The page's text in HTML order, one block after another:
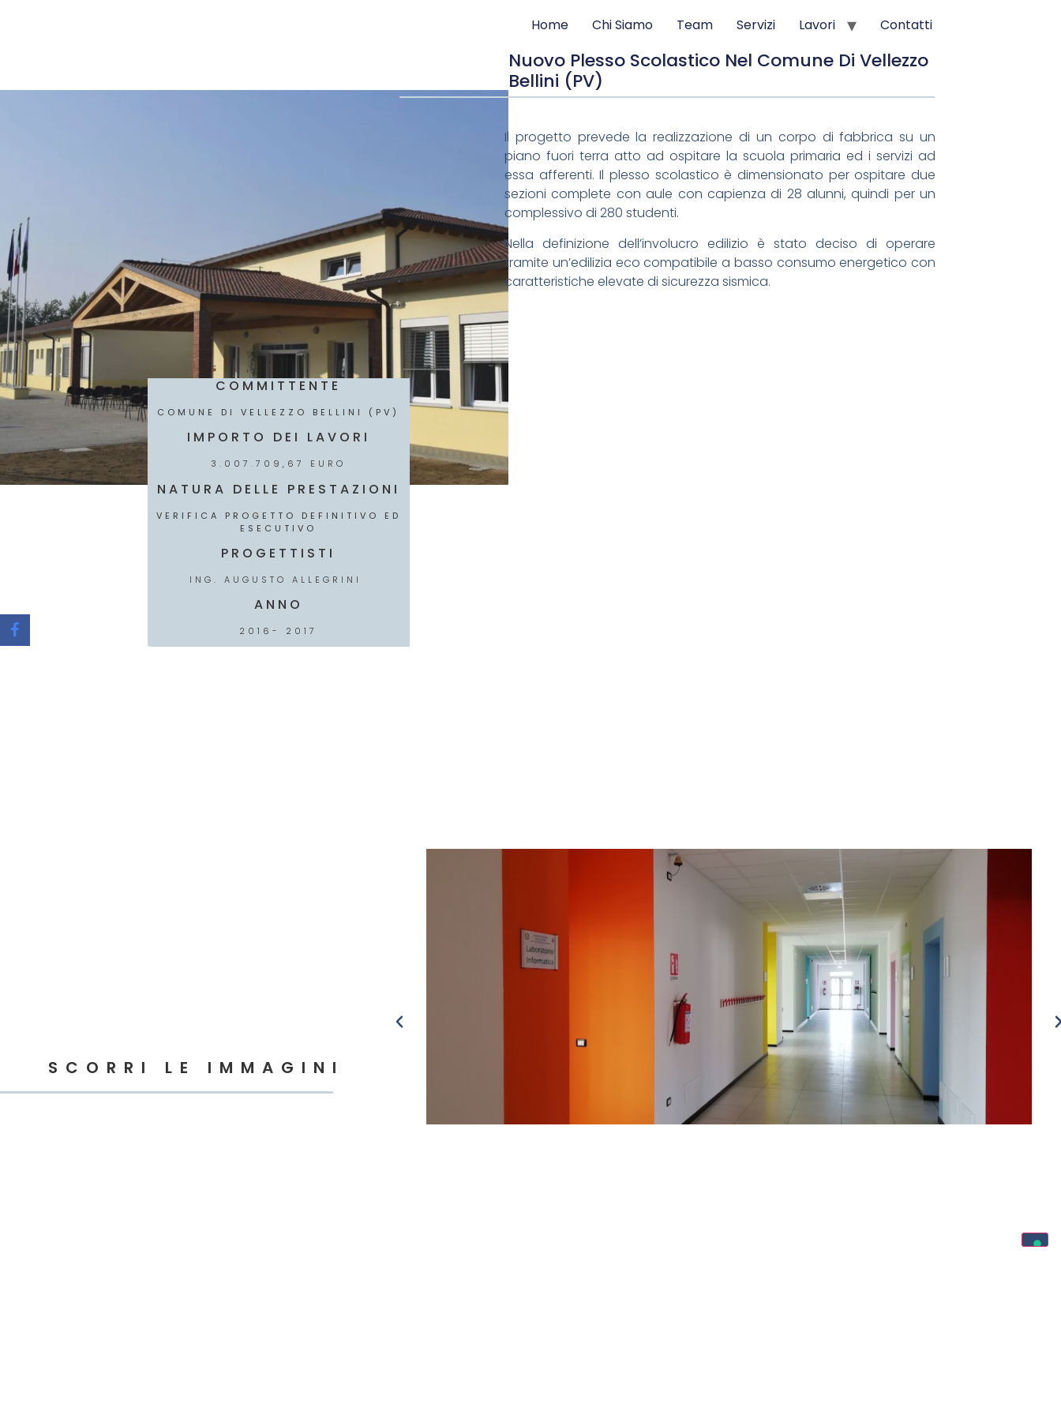
Home Chi Siamo Team Servizi Lavori Contatti
COMMITTENTE
COMUNE DI VELLEZZO BELLINI (PV)
IMPORTO DEI LAVORI
3.007.709,67 EURO
NATURA DELLE PRESTAZIONI
VERIFICA PROGETTO DEFINITIVO ED
ESECUTIVO
PROGETTISTI
ING. AUGUSTO ALLEGRINI
ANNO
2016- 2017
Nuovo Plesso Scolastico Nel Comune Di Vellezzo
Bellini (PV)
Il progetto prevede la realizzazione di un corpo di fabbrica su un
piano fuori terra atto ad ospitare la scuola primaria ed i servizi ad
essa afferenti. Il plesso scolastico è dimensionato per ospitare due
sezioni complete con aule con capienza di 28 alunni, quindi per un
complessivo di 280 studenti.
Nella definizione dell’involucro edilizio è stato deciso di operare
tramite un’edilizia eco compatibile a basso consumo energetico con
caratteristiche elevate di sicurezza sismica.
SCORRI LE IMMAGINI